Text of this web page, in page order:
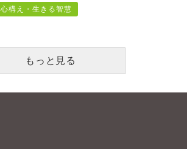
心構え・生きる智慧
もっと見る